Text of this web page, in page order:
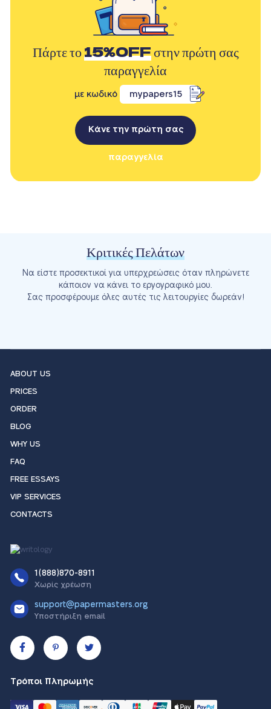
Πάρτε το15%OFFστην πρώτη σας
παραγγελία
με κωδικό mypapers15
Κάνε την πρώτη σας
παραγγελία
Κριτικές Πελάτων
Να είστε προσεκτικοί για υπερχρεώσεις όταν πληρώνετε
κάποιον να κάνει το εργογραφικό μου.
Σας προσφέρουμε όλες αυτές τις λειτουργίες δωρεάν!
ABOUT US
PRICES
ORDER
BLOG
WHY US
FAQ
FREE ESSAYS
VIP SERVICES
CONTACTS
1(888)870-8911
Χωρίς χρέωση
support@papermasters.org
Υποστήριξη email
Τρόποι Πληρωμής